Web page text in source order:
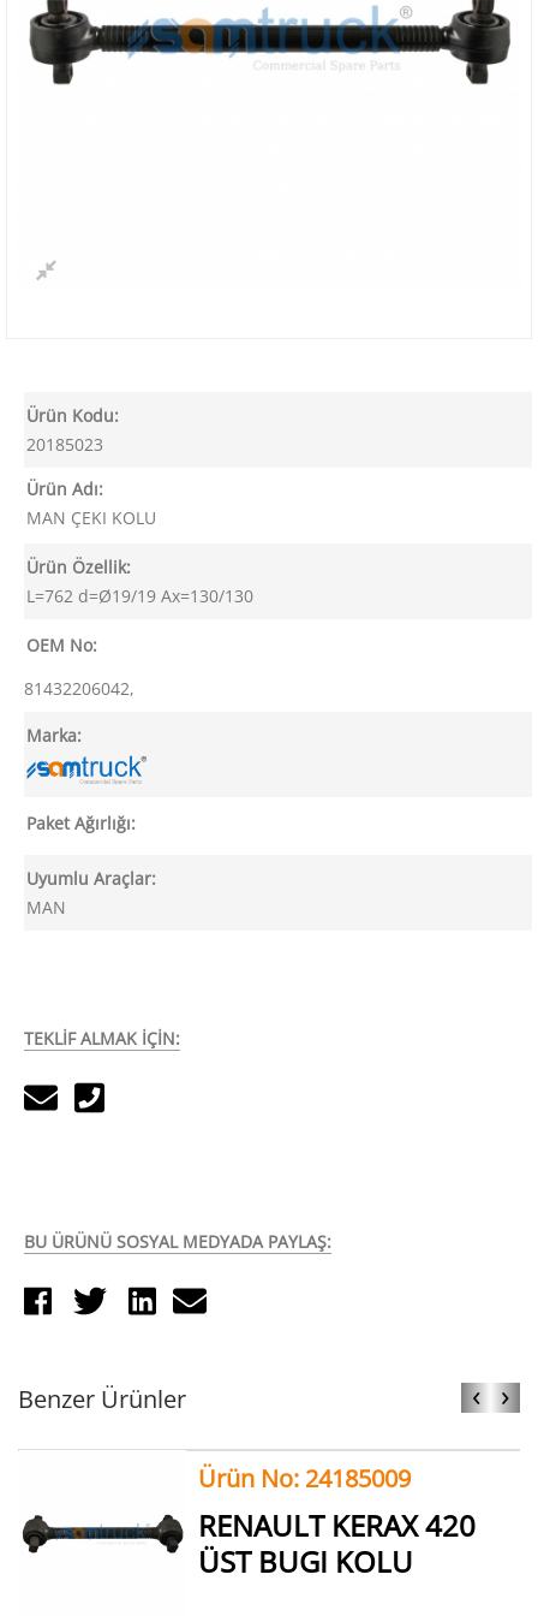
Ürün Kodu:
20185023
Ürün Adı:
MAN ÇEKI KOLU
Ürün Özellik:
L=762 d=Ø19/19 Ax=130/130
OEM No:
81432206042,
Marka:
Paket Ağırlığı:
Uyumlu Araçlar:
MAN
TEKLİF ALMAK İÇİN:
BU ÜRÜNÜ SOSYAL MEDYADA PAYLAŞ:
Benzer Ürünler ‹ ›
Ürün No: 24185009
RENAULT KERAX 420
ÜST BUGI KOLU